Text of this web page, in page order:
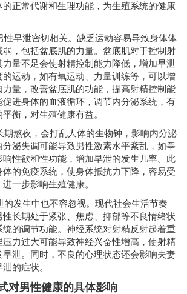
正常代谢和生理功能，为生殖系统的健康
性早泄密切相关。缺乏运动容易导致身体体
弱，包括盆底肌的力量。盆底肌对于控制射
量不足会使射精控制能力降低，增加早泄
运动，如有氧运动、力量训练等，可以增
量，改善盆底肌的功能，提高射精控制能
进身体的血液循环，调节内分泌系统，有
衡，对生殖健康有益。
期熬夜，会打乱人体的生物钟，影响内分泌
泌失调可能导致男性激素水平紊乱，如睾
性欲和性功能，增加早泄的发生几率。此
的免疫系统，使身体抵抗力下降，容易受
一步影响生殖健康。
的发生中也不容忽视。现代社会生活节奏
长期处于紧张、焦虑、抑郁等不良情绪状
的调节功能。神经系统对射精反射起着重
力过大可能导致神经兴奋性增高，使射精
泄。同时，不良的心理状态还会影响夫妻
的症状。
对男性健康的具体影响